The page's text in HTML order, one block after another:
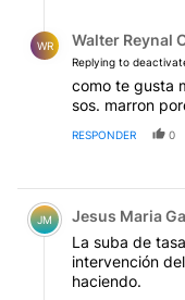
WR Walter Reynal
Replying to
como te gusta
sos. marron
RESPONDER 0
Comentario de
JM Jesus Maria
La suba de
intervención
haciendo.